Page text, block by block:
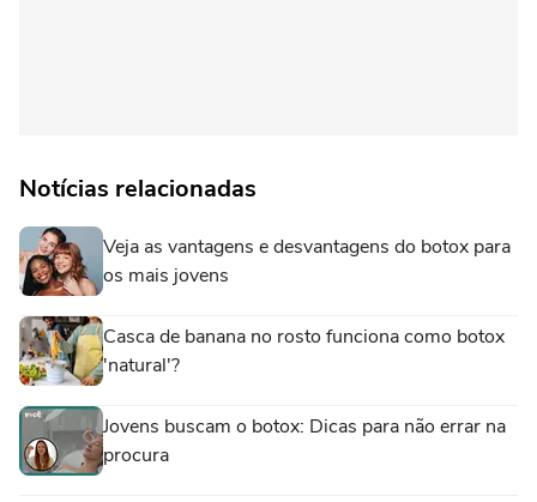
Notícias relacionadas
Veja as vantagens e desvantagens do botox para
os mais jovens
Casca de banana no rosto funciona como botox
'natural'?
Jovens buscam o botox: Dicas para não errar na
procura